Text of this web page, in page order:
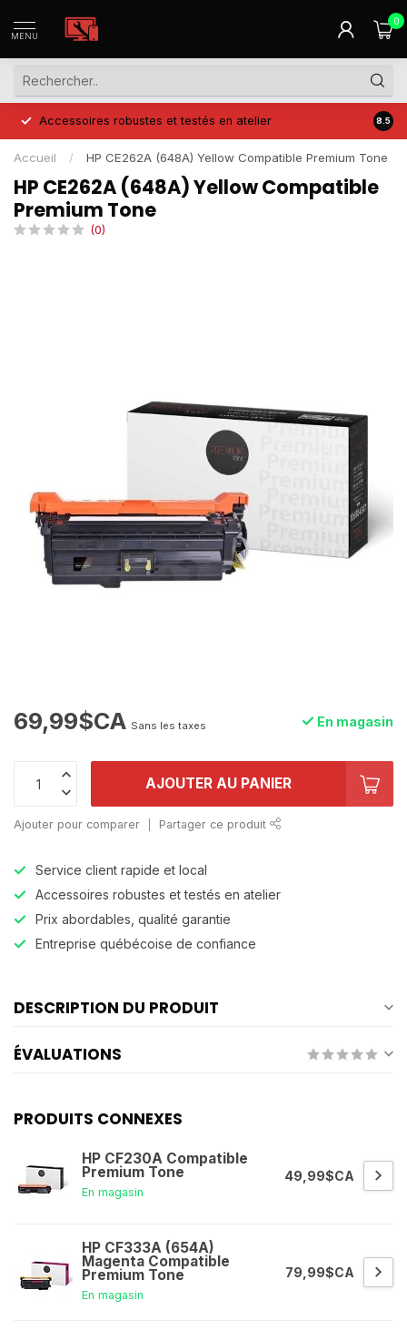
MENU
0
Accessoires robustes et testés en atelier Prix
8.5
Accueil / HP CE262A (648A) Yellow Compatible Premium Tone
HP CE262A (648A) Yellow Compatible
Premium Tone
(0)
69,99$CA Sans les taxes En magasin
AJOUTER AU PANIER
Ajouter pour comparer Partager ce produit
Service client rapide et local
Accessoires robustes et testés en atelier
Prix abordables, qualité garantie
Entreprise québécoise de confiance
DESCRIPTION DU PRODUIT
ÉVALUATIONS
PRODUITS CONNEXES
HP CF230A Compatible
Premium Tone
En magasin
49,99$CA
HP CF333A (654A)
Magenta Compatible
Premium Tone
En magasin
79,99$CA